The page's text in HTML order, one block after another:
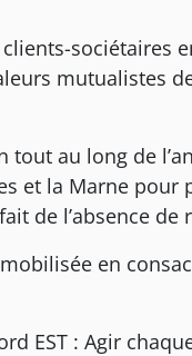
sociétaires
mutualistes
au long de
et la Marne pour
de l’absence de
en
EST : Agir